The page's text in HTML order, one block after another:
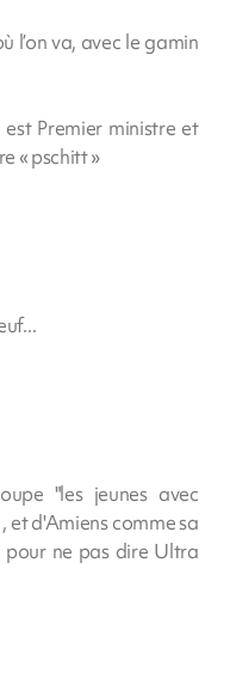
l’on va, avec le gamin
Premier ministre et
« pschitt »
"les jeunes avec
et d'Amiens comme sa
ne pas dire Ultra